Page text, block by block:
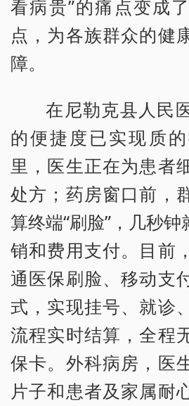
看病贵”的痛点变成
点，为各族群众的健
障。
在尼勒克县人民
的便捷度已实现质
里，医生正在为患者
处方；药房窗口前，
算终端“刷脸”，几秒
销和费用支付。目前
通医保刷脸、移动支
式，实现挂号、就诊
流程实时结算，全程
保卡。外科病房，医
片子和患者及家属耐